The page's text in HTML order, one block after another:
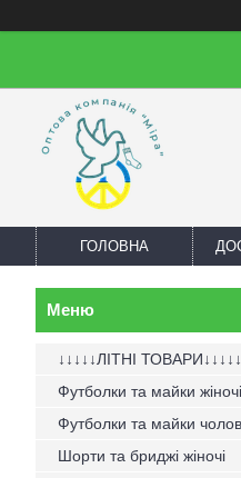
ГОЛОВНА
↓↓↓↓↓ЛІТНІ ТОВАРИ↓↓↓↓↓
Футболки та майки жіночі
Футболки та майки
Шорти та бриджі жіночі